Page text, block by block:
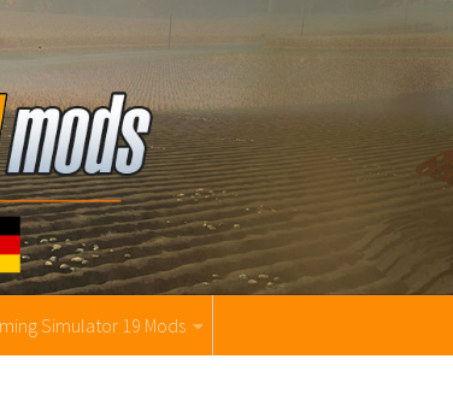
Simulator 19 Mods